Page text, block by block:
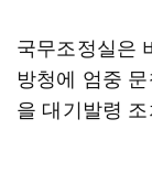
국무조정실은
방청에 엄중
을 대기발령